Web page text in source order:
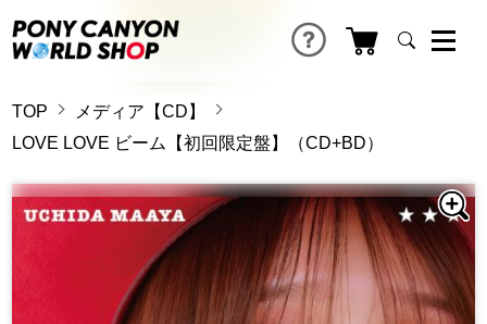
TOP
メディア【CD】
LOVE LOVE ビーム【初回限定盤】（CD+BD）